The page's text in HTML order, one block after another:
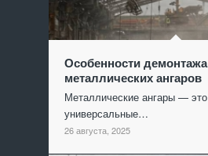
Особенности демонтажа
металлических ангаров
Металлические ангары — это
универсальные…
26 августа, 2025